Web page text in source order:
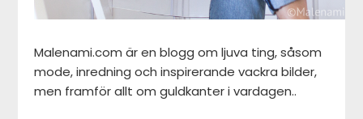
Malenami.com är en blogg om ljuva ting, såsom
mode, inredning och inspirerande vackra bilder,
men framför allt om guldkanter i vardagen..